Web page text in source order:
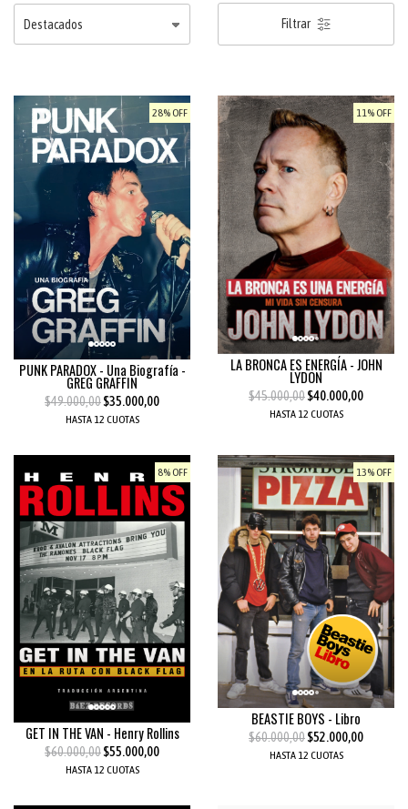
Filtrar
28% OFF
PUNK PARADOX - Una Biografía -
GREG GRAFFIN
$49.000,00$35.000,00
HASTA 12 CUOTAS
11% OFF
LA BRONCA ES ENERGÍA - JOHN
LYDON
$45.000,00$40.000,00
HASTA 12 CUOTAS
8% OFF
GET IN THE VAN - Henry Rollins
$60.000,00$55.000,00
HASTA 12 CUOTAS
13% OFF
BEASTIE BOYS - Libro
$60.000,00$52.000,00
HASTA 12 CUOTAS